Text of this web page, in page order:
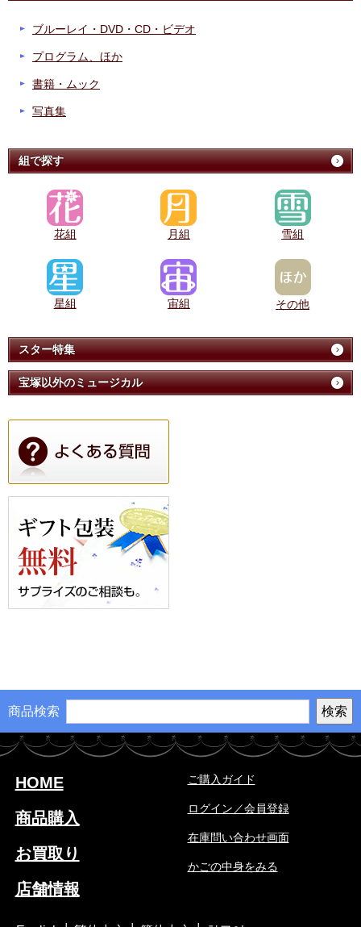
ブルーレイ・DVD・CD・ビデオ
プログラム、ほか
書籍・ムック
写真集
組で探す
花組 月組 雪組
星組 宙組 その他
スター特集
宝塚以外のミュージカル
商品検索
HOME
商品購入
お買取り
店舗情報
ご購入ガイド
ログイン／会員登録
在庫問い合わせ画面
かごの中身をみる